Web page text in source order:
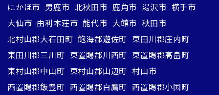
にかほ市 男鹿市 北秋田市 鹿角市 湯沢市 横手市
大仙市 由利本荘市 能代市 大館市 秋田市
北村山郡大石田町 飽海郡遊佐町 東田川郡庄内町
東田川郡三川町 東置賜郡川西町 東置賜郡高畠町
東村山郡中山町 東村山郡山辺町 村山市
西置賜郡飯豊町 西置賜郡白鷹町 西置賜郡小国町